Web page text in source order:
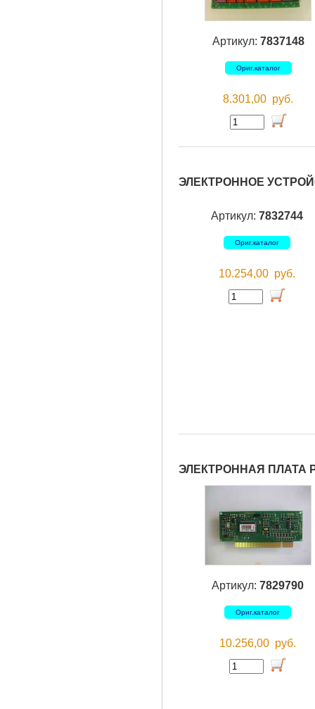
Артикул: 7837148
Ориг.каталог
8.301,00 руб.
ЭЛЕКТРОННОЕ
Артикул: 7832744
Ориг.каталог
10.254,00 руб.
ЭЛЕКТРОННАЯ ПЛАТА
Артикул: 7829790
Ориг.каталог
10.256,00 руб.